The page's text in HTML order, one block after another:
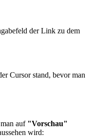
der Link zu dem
Cursor stand, bevor man
auf "Vorschau"
wird: